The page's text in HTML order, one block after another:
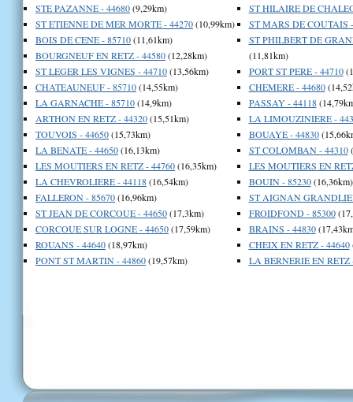
STE PAZANNE - 44680(9,29km)
ST ETIENNE DE MER MORTE - 44270(10,99km)
BOIS DE CENE - 85710(11,61km)
BOURGNEUF EN RETZ - 44580(12,28km)
ST LEGER LES VIGNES - 44710(13,56km)
CHATEAUNEUF - 85710(14,55km)
LA GARNACHE - 85710(14,9km)
ARTHON EN RETZ - 44320(15,51km)
TOUVOIS - 44650(15,73km)
LA BENATE - 44650(16,13km)
LES MOUTIERS EN RETZ - 44760(16,35km)
LA CHEVROLIERE - 44118(16,54km)
FALLERON - 85670(16,96km)
ST JEAN DE CORCOUE - 44650(17,3km)
CORCOUE SUR LOGNE - 44650(17,59km)
ROUANS - 44640(18,97km)
PONT ST MARTIN - 44860(19,57km)
ST HILAIRE DE
ST MARS DE COUTAIS
ST PHILBERT DE
(11,81km)
PORT ST PERE - 44710
CHEMERE - 44680
PASSAY - 44118
LA LIMOUZINIERE -
BOUAYE - 44830
ST COLOMBAN - 44310
LES MOUTIERS EN
BOUIN - 85230(16,36km)
ST AIGNAN
FROIDFOND - 85300
BRAINS - 44830
CHEIX EN RETZ - 44640
LA BERNERIE EN RETZ